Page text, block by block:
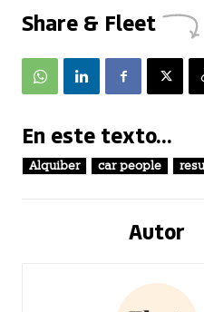
Share & Fleet
En este texto...
Alquiber car people
Autor